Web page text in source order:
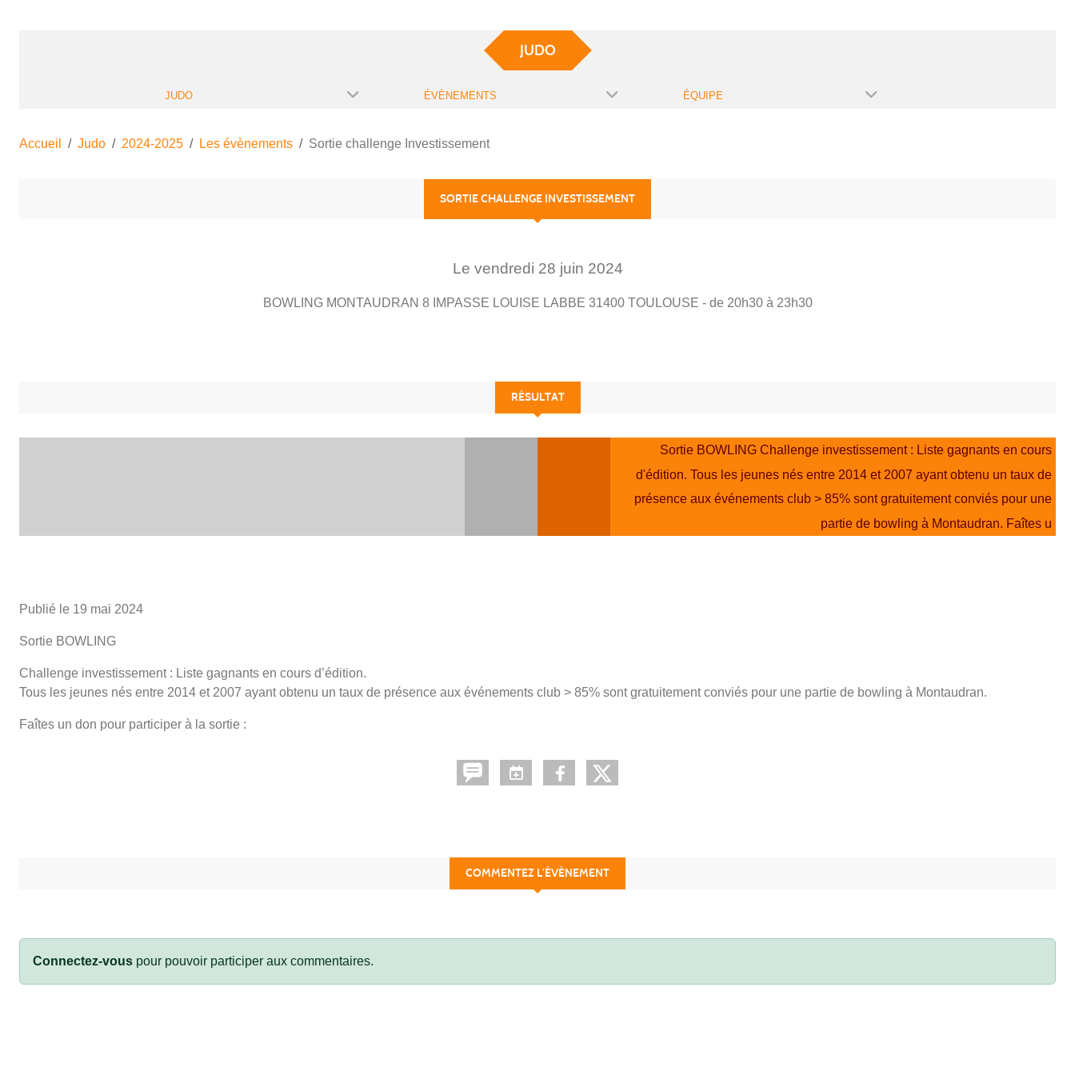
JUDO
JUDO ÉVÈNEMENTS ÉQUIPE
Accueil Judo 2024-2025 Les évènements Sortie challenge Investissement
SORTIE CHALLENGE INVESTISSEMENT
Le vendredi 28 juin 2024
BOWLING MONTAUDRAN 8 IMPASSE LOUISE LABBE 31400 TOULOUSE - de 20h30 à 23h30
RÉSULTAT
Sortie BOWLING Challenge investissement : Liste gagnants en cours
d'édition. Tous les jeunes nés entre 2014 et 2007 ayant obtenu un taux de
présence aux événements club > 85% sont gratuitement conviés pour une
partie de bowling à Montaudran. Faîtes u
Publié le 19 mai 2024
Sortie BOWLING
Challenge investissement : Liste gagnants en cours d’édition.
Tous les jeunes nés entre 2014 et 2007 ayant obtenu un taux de présence aux événements club > 85% sont gratuitement conviés pour une partie de bowling à Montaudran.
Faîtes un don pour participer à la sortie :
COMMENTEZ L’ÉVÈNEMENT
Connectez-vous pour pouvoir participer aux commentaires.